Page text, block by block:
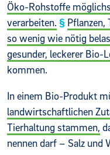
Öko-Rohstoffe
verarbeiten.
Pflanzen,
so wenig wie nötig
gesunder, leckerer Bio-
kommen.
In einem Bio-Produkt
landwirtschaftlichen
Tierhaltung stammen,
nennen darf – Salz und